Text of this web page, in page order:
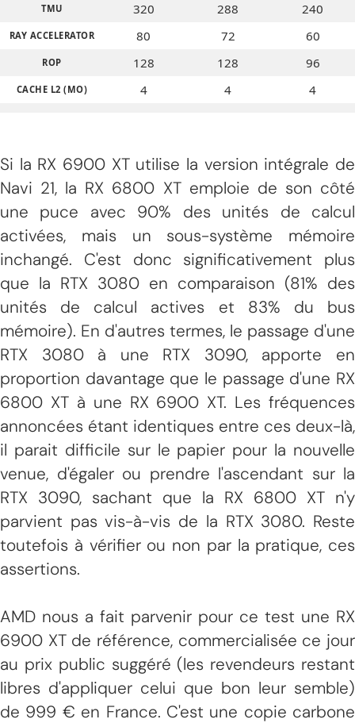
TMU 320 288 240
RAY ACCELERATOR 80 72 60
ROP 128 128 96
CACHE L2 (MO) 4 4 4
BUS MÉMOIRE
(BITS)
256 256 256
Si la RX 6900 XT utilise la version intégrale de
Navi 21, la RX 6800 XT emploie de son côté
une puce avec 90% des unités de calcul
activées, mais un sous-système mémoire
inchangé. C'est donc significativement plus
que la RTX 3080 en comparaison (81% des
unités de calcul actives et 83% du bus
mémoire). En d'autres termes, le passage d'une
RTX 3080 à une RTX 3090, apporte en
proportion davantage que le passage d'une RX
6800 XT à une RX 6900 XT. Les fréquences
annoncées étant identiques entre ces deux-là,
il parait difficile sur le papier pour la nouvelle
venue, d'égaler ou prendre l'ascendant sur la
RTX 3090, sachant que la RX 6800 XT n'y
parvient pas vis-à-vis de la RTX 3080. Reste
toutefois à vérifier ou non par la pratique, ces
assertions.
AMD nous a fait parvenir pour ce test une RX
6900 XT de référence, commercialisée ce jour
au prix public suggéré (les revendeurs restant
libres d'appliquer celui que bon leur semble)
de 999 € en France. C'est une copie carbone